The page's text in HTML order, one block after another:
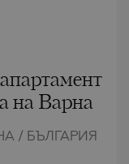
на Варна
/ БЪЛГАРИЯ